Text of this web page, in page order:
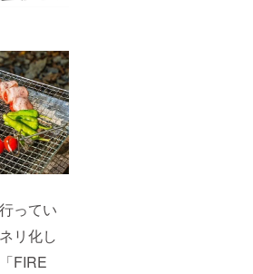
ってい
リ化し
FIRE